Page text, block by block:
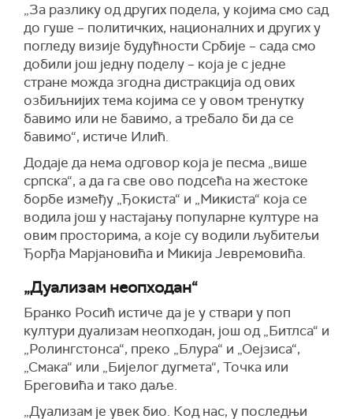
„За разлику од других подела, у којима смо сад
до гуше – политичких, националних и других у
погледу визије будућности Србије – сада смо
добили још једну поделу – која је с једне
стране можда згодна дистракција од ових
озбиљнијих тема којима се у овом тренутку
бавимо или не бавимо, а требало би да се
бавимо“, истиче Илић.
Додаје да нема одговор која је песма „више
српска“, а да га све ово подсећа на жестоке
борбе између „Ђокиста“ и „Микиста“ која се
водила још у настајању популарне културе на
овим просторима, а које су водили љубитељи
Ђорђа Марјановића и Микија Јевремовића.
„Дуализам неопходан“
Бранко Росић истиче да је у ствари у поп
култури дуализам неопходан, још од „Битлса“ и
„Ролингстонса“, преко „Блура“ и „Оејзиса“,
„Смака“ или „Бијелог дугмета“, Точка или
Бреговића и тако даље.
„Дуализам је увек био. Код нас, у последњи